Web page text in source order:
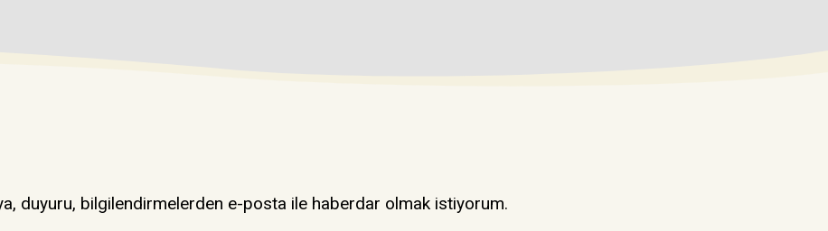
duyuru, bilgilendirmelerden e-posta ile haberdar olmak istiyorum.